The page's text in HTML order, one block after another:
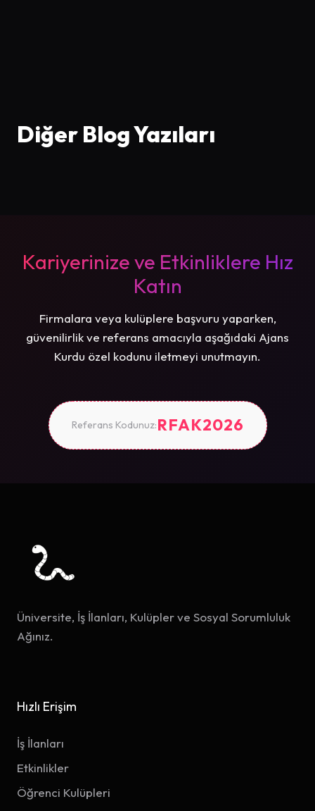
Diğer Blog Yazıları
Kariyerinize ve Etkinliklere Hız
Katın
Firmalara veya kulüplere başvuru yaparken,
güvenilirlik ve referans amacıyla aşağıdaki Ajans
Kurdu özel kodunu iletmeyi unutmayın.
Referans Kodunuz:RFAK2026
Üniversite, İş İlanları, Kulüpler ve Sosyal Sorumluluk
Ağınız.
Hızlı Erişim
İş İlanları
Etkinlikler
Öğrenci Kulüpleri